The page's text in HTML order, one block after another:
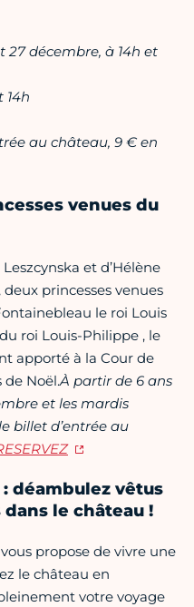
27 décembre, à 14h et
14h
au château, 9 € en
venues du
et d’Hélène
princesses venues
le roi Louis
roi Louis-Philippe , le
apporté à la Cour de
de Noël.À partir de 6 ans
et les mardis
billet d’entrée au
déambulez vêtus
le château !
propose de vivre une
le château en
votre voyage